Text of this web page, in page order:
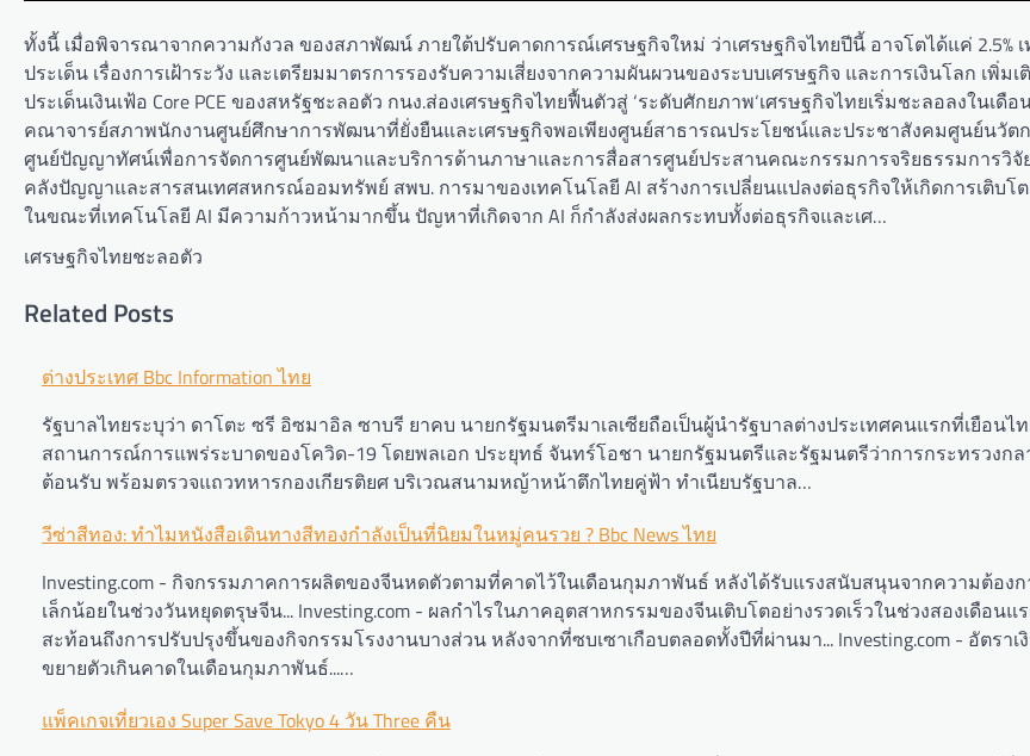
ทั้งนี้ เมื่อพิจารณาจากความกังวล ของสภาพัฒน์ ภายใต้ปรับคาดการณ์เศรษฐกิจใหม่ ว่าเศรษฐกิจไทยปีนี้ อาจโตได้แค่ 2.5%
ประเด็น เรื่องการเฝ้าระวัง และเตรียมมาตรการรองรับความเสี่ยงจากความผันผวนของระบบเศรษฐกิจ และการเงินโลก เพิ่ม
ประเด็นเงินเฟ้อ Core PCE ของสหรัฐชะลอตัว กนง.ส่องเศรษฐกิจไทยฟื้นตัวสู่ ‘ระดับศักยภาพ‘เศรษฐกิจไทยเริ่มชะลอลงในเดื
คณาจารย์สภาพนักงานศูนย์ศึกษาการพัฒนาที่ยั่งยืนและเศรษฐกิจพอเพียงศูนย์สาธารณประโยชน์และประชาสังคมศูนย์นวัต
ศูนย์ปัญญาทัศน์เพื่อการจัดการศูนย์พัฒนาและบริการด้านภาษาและการสื่อสารศูนย์ประสานคณะกรรมการจริยธรรมการวิ
คลังปัญญาและสารสนเทศสหกรณ์ออมทรัพย์ สพบ. การมาของเทคโนโลยี AI สร้างการเปลี่ยนแปลงต่อธุรกิจให้เกิดการเติบโ
ในขณะที่เทคโนโลยี AI มีความก้าวหน้ามากขึ้น ปัญหาที่เกิดจาก AI ก็กำลังส่งผลกระทบทั้งต่อธุรกิจและเศ…
เศรษฐกิจไทยชะลอตัว
Related Posts
ต่างประเทศ Bbc Information ไทย
รัฐบาลไทยระบุว่า ดาโตะ ซรี อิซมาอิล ซาบรี ยาคบ นายกรัฐมนตรีมาเลเซียถือเป็นผู้นำรัฐบาลต่างประเทศคนแรกที่เยือนไ
สถานการณ์การแพร่ระบาดของโควิด-19 โดยพลเอก ประยุทธ์ จันทร์โอชา นายกรัฐมนตรีและรัฐมนตรีว่าการกระทรวงก
ต้อนรับ พร้อมตรวจแถวทหารกองเกียรติยศ บริเวณสนามหญ้าหน้าตึกไทยคู่ฟ้า ทำเนียบรัฐบาล…
วีซ่าสีทอง: ทำไมหนังสือเดินทางสีทองกำลังเป็นที่นิยมในหมู่คนรวย ? Bbc News ไทย
Investing.com - กิจกรรมภาคการผลิตของจีนหดตัวตามที่คาดไว้ในเดือนกุมภาพันธ์ หลังได้รับแรงสนับสนุนจากความต้องก
เล็กน้อยในช่วงวันหยุดตรุษจีน... Investing.com - ผลกำไรในภาคอุตสาหกรรมของจีนเติบโตอย่างรวดเร็วในช่วงสองเดือนแ
สะท้อนถึงการปรับปรุงขึ้นของกิจกรรมโรงงานบางส่วน หลังจากที่ซบเซาเกือบตลอดทั้งปีที่ผ่านมา... Investing.com - อัตราเ
ขยายตัวเกินคาดในเดือนกุมภาพันธ์...…
แพ็คเกจเที่ยวเอง Super Save Tokyo 4 วัน Three คืน
Post
navigation